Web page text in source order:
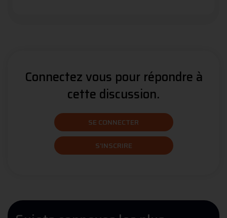
Connectez vous pour répondre à
cette discussion.
SE CONNECTER
S'INSCRIRE